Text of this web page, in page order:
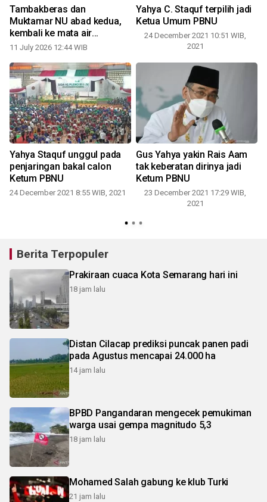
Tambakberas dan
Muktamar NU abad kedua,
kembali ke mata air
peradaban
11 July 2026 12:44 WIB
Yahya C. Staquf terpilih jadi
Ketua Umum PBNU
24 December 2021 10:51 WIB,
2021
Yahya Staquf unggul pada
penjaringan bakal calon
Ketum PBNU
24 December 2021 8:55 WIB, 2021
Gus Yahya yakin Rais Aam
tak keberatan dirinya jadi
Ketum PBNU
23 December 2021 17:29 WIB,
2021
Berita Terpopuler
Prakiraan cuaca Kota Semarang hari ini
18 jam lalu
Distan Cilacap prediksi puncak panen padi
pada Agustus mencapai 24.000 ha
14 jam lalu
BPBD Pangandaran mengecek pemukiman
warga usai gempa magnitudo 5,3
18 jam lalu
Mohamed Salah gabung ke klub Turki
21 jam lalu